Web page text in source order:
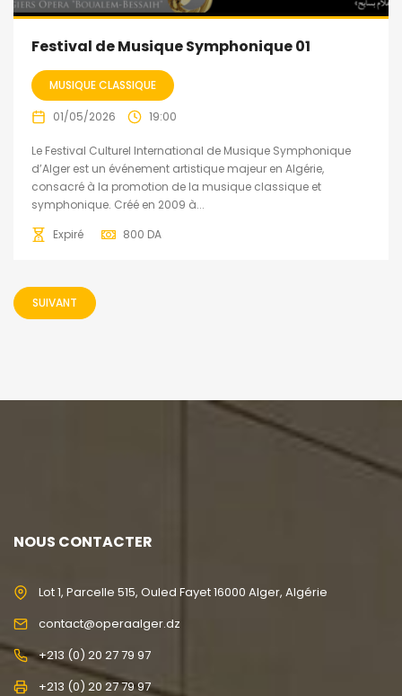
Festival de Musique Symphonique 01
MUSIQUE CLASSIQUE
01/05/2026 19:00
Le Festival Culturel International de Musique Symphonique
d’Alger est un événement artistique majeur en Algérie,
consacré à la promotion de la musique classique et
symphonique. Créé en 2009 à...
Expiré
800 DA
SUIVANT
NOUS CONTACTER
Lot 1, Parcelle 515, Ouled Fayet 16000 Alger, Algérie
contact@operaalger.dz
+213 (0) 20 27 79 97
+213 (0) 20 27 79 97